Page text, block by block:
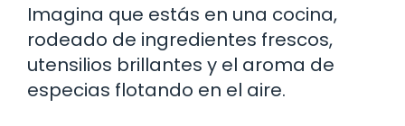
Imagina que estás en una cocina,
rodeado de ingredientes frescos,
utensilios brillantes y el aroma de
especias flotando en el aire.